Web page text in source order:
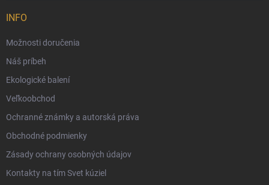
Darčekový radca 🎁
Moja objednávka
Reklamácia a vrátenie tovaru
Vernostný program
Veľkoobchod
Ekologické balenie objednávok
Obchodné podmienky
Zásady ochrany osobných údajov
INFO
Možnosti doručenia
Náš príbeh
Ekologické balení
Veľkoobchod
Ochranné známky a autorská práva
Obchodné podmienky
Zásady ochrany osobných údajov
Kontakty na tím Svet kúziel